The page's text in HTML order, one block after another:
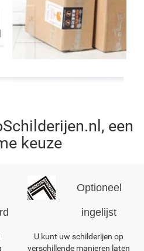
een
keuze
Optioneel
ingelijst
U kunt uw schilderijen op
verschillende manieren laten